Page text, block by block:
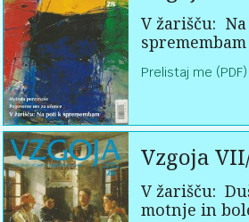
V žarišču:
spremembam
Prelistaj me (PDF)
Vzgoja
V žarišču:
motnje in